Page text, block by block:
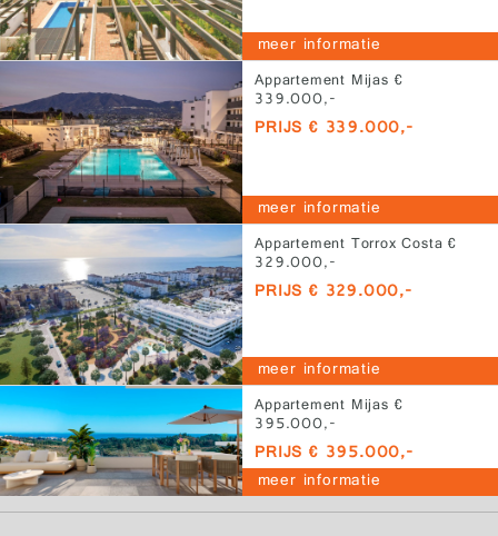
meer informatie
Appartement Mijas €
339.000,-
PRIJS € 339.000,-
meer informatie
Appartement Torrox Costa €
329.000,-
PRIJS € 329.000,-
meer informatie
Appartement Mijas €
395.000,-
PRIJS € 395.000,-
meer informatie